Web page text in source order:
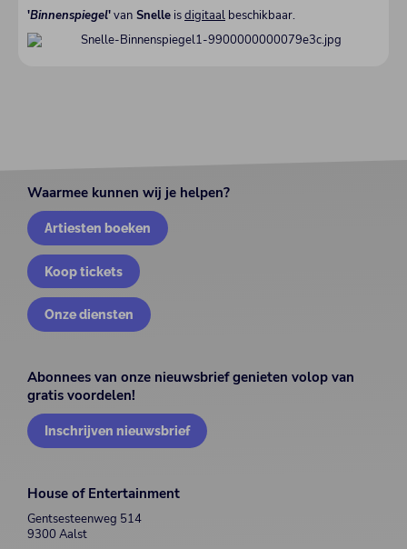
'Binnenspiegel'van Snelle isdigitaal beschikbaar.
Waarmee kunnen wij je helpen?
Artiesten boeken
Koop tickets
Onze diensten
Abonnees van onze nieuwsbrief genieten volop van
gratis voordelen!
Inschrijven nieuwsbrief
House of Entertainment
Gentsesteenweg 514
9300 Aalst